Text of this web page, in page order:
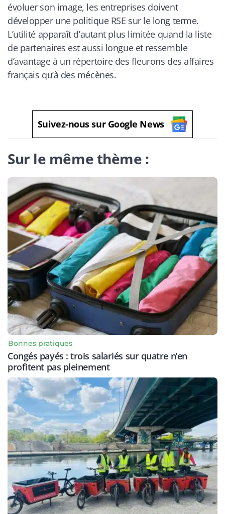
évoluer son image, les entreprises doivent
développer une politique RSE sur le long terme.
L’utilité apparaît d’autant plus limitée quand la liste
de partenaires est aussi longue et ressemble
d’avantage à un répertoire des fleurons des affaires
français qu’à des mécènes.
Suivez-nous sur Google News
Sur le même thème :
Bonnes pratiques
Congés payés : trois salariés sur quatre n’en
profitent pas pleinement